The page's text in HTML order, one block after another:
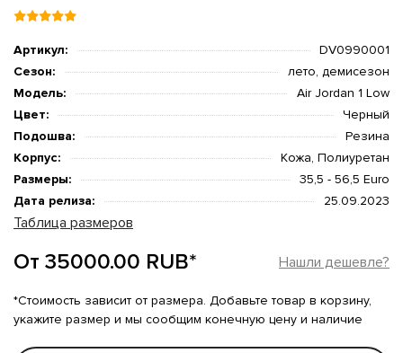
Артикул:
DV0990001
Сезон:
лето, демисезон
Модель:
Air Jordan 1 Low
Цвет:
Черный
Подошва:
Резина
Корпус:
Кожа, Полиуретан
Размеры:
35,5 - 56,5 Euro
Дата релиза:
25.09.2023
Таблица размеров
От 35000.00 RUB* Нашли дешевле?
*Стоимость зависит от размера. Добавьте товар в корзину,
укажите размер и мы сообщим конечную цену и наличие